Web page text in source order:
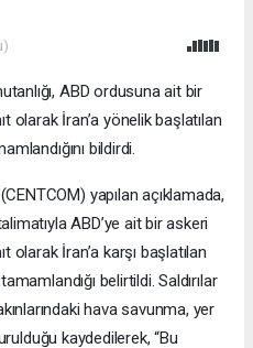
ABD ordusuna ait bir
olarak İran’a yönelik başlatılan
bildirdi.
yapılan açıklamada,
ABD’ye ait bir askeri
İran’a karşı başlatılan
belirtildi. Saldırılar
hava savunma, yer
kaydedilerek, “Bu